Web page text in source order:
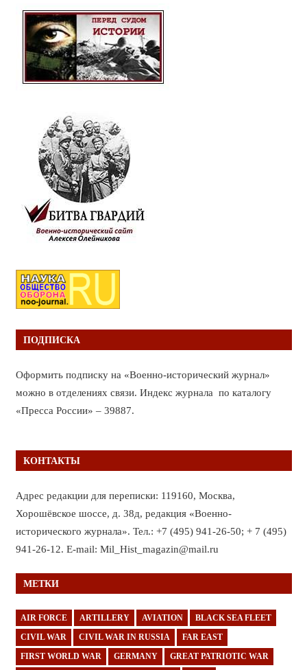
ПОДПИСКА
Оформить подписку на «Военно-исторический журнал»
можно в отделениях связи. Индекс журнала по каталогу
«Пресса России» – 39887.
КОНТАКТЫ
Адрес редакции для переписки: 119160, Москва,
Хорошёвское шоссе, д. 38д, редакция «Военно-
исторического журнала». Тел.: +7 (495) 941-26-50; + 7 (495)
941-26-12. E-mail: Mil_Hist_magazin@mail.ru
МЕТКИ
AIR FORCE ARTILLERY AVIATION BLACK SEA FLEET
CIVIL WAR CIVIL WAR IN RUSSIA FAR EAST
FIRST WORLD WAR GERMANY GREAT PATRIOTIC WAR